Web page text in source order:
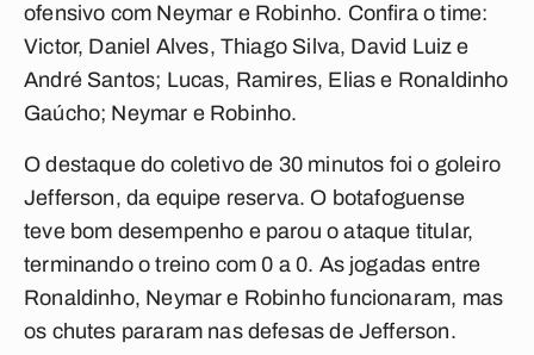
ofensivo com Neymar e Robinho. Confira o time:
Victor, Daniel Alves, Thiago Silva, David Luiz e
André Santos; Lucas, Ramires, Elias e Ronaldinho
Gaúcho; Neymar e Robinho.
O destaque do coletivo de 30 minutos foi o goleiro
Jefferson, da equipe reserva. O botafoguense
teve bom desempenho e parou o ataque titular,
terminando o treino com 0 a 0. As jogadas entre
Ronaldinho, Neymar e Robinho funcionaram, mas
os chutes pararam nas defesas de Jefferson.